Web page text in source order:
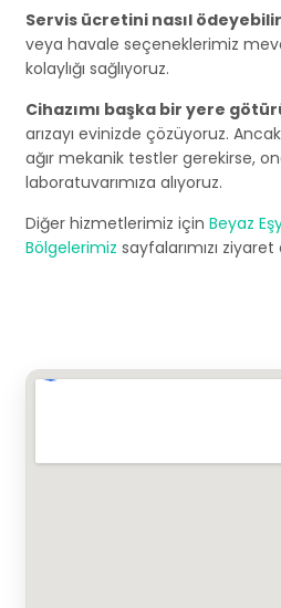
Servis ücretini nasıl
veya havale seçeneklerimiz
kolaylığı sağlıyoruz.
Cihazımı başka bir yere
arızayı evinizde çözüyoruz.
ağır mekanik testler gerekirse,
laboratuvarımıza alıyoruz.
Diğer hizmetlerimiz için Beyaz
Bölgelerimiz sayfalarımızı